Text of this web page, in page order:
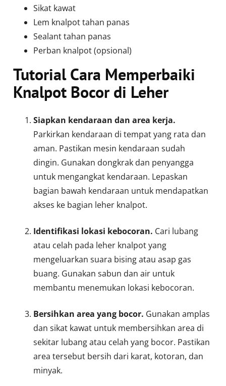
Sikat kawat
Lem knalpot tahan panas
Sealant tahan panas
Perban knalpot (opsional)
Tutorial Cara Memperbaiki
Knalpot Bocor di Leher
Siapkan kendaraan dan area kerja.
Parkirkan kendaraan di tempat yang rata dan
aman. Pastikan mesin kendaraan sudah
dingin. Gunakan dongkrak dan penyangga
untuk mengangkat kendaraan. Lepaskan
bagian bawah kendaraan untuk mendapatkan
akses ke bagian leher knalpot.
Identifikasi lokasi kebocoran. Cari lubang
atau celah pada leher knalpot yang
mengeluarkan suara bising atau asap gas
buang. Gunakan sabun dan air untuk
membantu menemukan lokasi kebocoran.
Bersihkan area yang bocor. Gunakan amplas
dan sikat kawat untuk membersihkan area di
sekitar lubang atau celah yang bocor. Pastikan
area tersebut bersih dari karat, kotoran, dan
minyak.